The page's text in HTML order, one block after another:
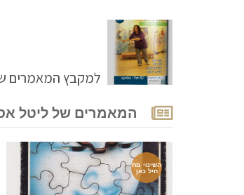
למקבץ המאמרים
המאמרים של ליטל
השינוי מת
חיל כאן